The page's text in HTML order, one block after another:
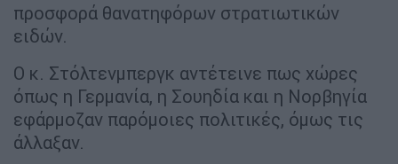
προσφορά θανατηφόρων στρατιωτικών
ειδών.
Ο κ. Στόλτενμπεργκ αντέτεινε πως χώρες
όπως η Γερμανία, η Σουηδία και η Νορβηγία
εφάρμοζαν παρόμοιες πολιτικές, όμως τις
άλλαξαν.